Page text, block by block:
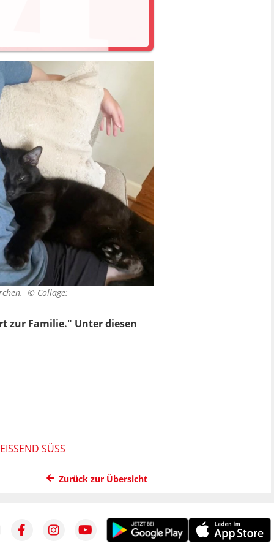
© Collage:
zur Familie." Unter diesen
SÜSS
Zurück zur Übersicht